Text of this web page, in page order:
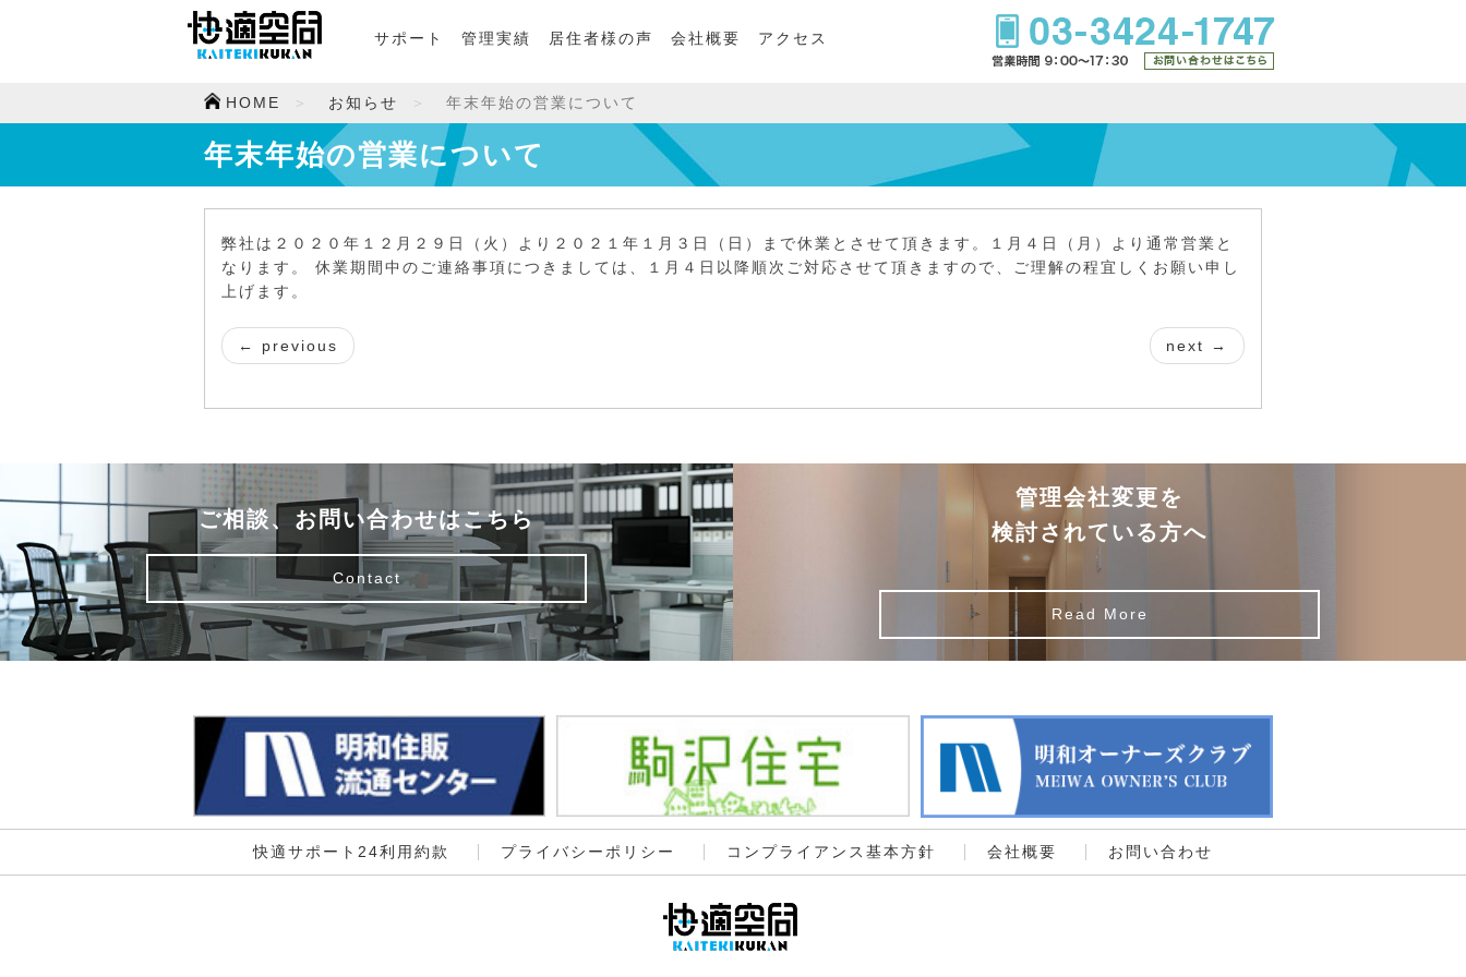
サポート 管理実績 居住者様の声 会社概要 アクセス
HOME お知らせ 年末年始の営業について
年末年始の営業について
弊社は２０２０年１２月２９日（火）より２０２１年１月３日（日）まで休業とさせて頂きます。１月４日（月）より通常営業と
なります。 休業期間中のご連絡事項につきましては、１月４日以降順次ご対応させて頂きますので、ご理解の程宜しくお願い申し
上げます。
← previous next →
ご相談、お問い合わせはこちら
Contact
管理会社変更を
検討されている方へ
Read More
快適サポート24利用約款 プライバシーポリシー コンプライアンス基本方針 会社概要 お問い合わせ